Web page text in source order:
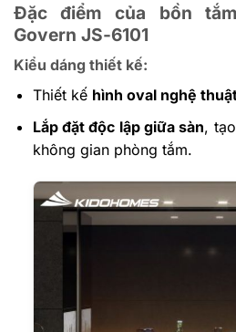
Đặc điểm của bồn
Govern JS-6101
Kiểu dáng thiết kế:
Thiết kế hình oval nghệ
Lắp đặt độc lập giữa sàn,
không gian phòng tắm.